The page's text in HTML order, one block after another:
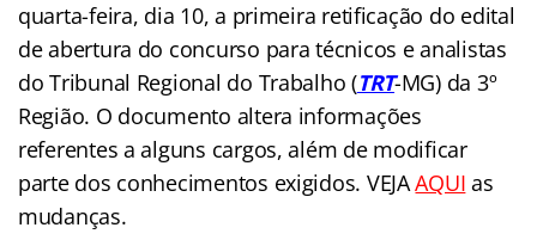
quarta-feira, dia 10, a primeira retificação do edital
de abertura do concurso para técnicos e analistas
do Tribunal Regional do Trabalho (TRT-MG) da 3º
Região. O documento altera informações
referentes a alguns cargos, além de modificar
parte dos conhecimentos exigidos. VEJAAQUI as
mudanças.